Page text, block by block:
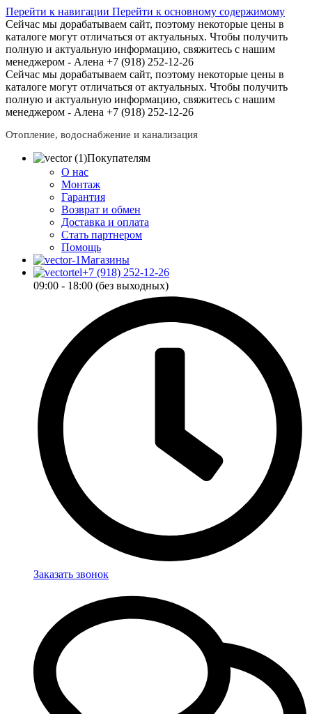
Перейти к навигации Перейти к основному содержимому
Сейчас мы дорабатываем сайт, поэтому некоторые цены в
каталоге могут отличаться от актуальных. Чтобы получить
полную и актуальную информацию, свяжитесь с нашим
менеджером - Алена +7 (918) 252-12-26
Сейчас мы дорабатываем сайт, поэтому некоторые цены в
каталоге могут отличаться от актуальных. Чтобы получить
полную и актуальную информацию, свяжитесь с нашим
менеджером - Алена +7 (918) 252-12-26
Отопление, водоснабжение и канализация
Покупателям
О нас
Монтаж
Гарантия
Возврат и обмен
Доставка и оплата
Стать партнером
Помощь
Магазины
+7 (918) 252-12-26
09:00 - 18:00 (без выходных)
Заказать звонок